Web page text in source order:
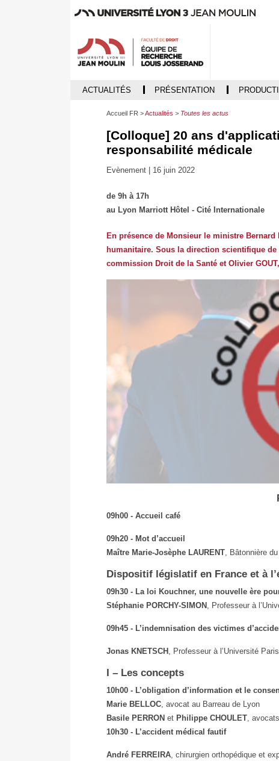
ACTUALITÉS PRÉSENTATION
Accueil FR Actualités Toutes les actus
[Colloque] 20 ans
responsabilité médicale
Evènement | 16 juin 2022
de 9h à 17h
au Lyon Marriott Hôtel - Cité Internationale
En présence de Monsieur le ministre Bernard
humanitaire. Sous la direction scientifique de
commission Droit de la Santé et Olivier
09h00 - Accueil café
09h20 - Mot d’accueil
Maître Marie-Josèphe LAURENT , Bâtonnière
Dispositif législatif en France et à
09h30 - La loi Kouchner, une nouvelle ère
Stéphanie PORCHY-SIMON , Professeur à
09h45 - L’indemnisation des victimes
Jonas KNETSCH , Professeur à l’Université
I – Les concepts
10h00 - L’obligation d’information et le
Marie BELLOC, avocat au Barreau de Lyon
Basile PERRON et Philippe CHOULET,
10h30 - L’accident médical fautif
André FERREIRA, chirurgien orthopédique et